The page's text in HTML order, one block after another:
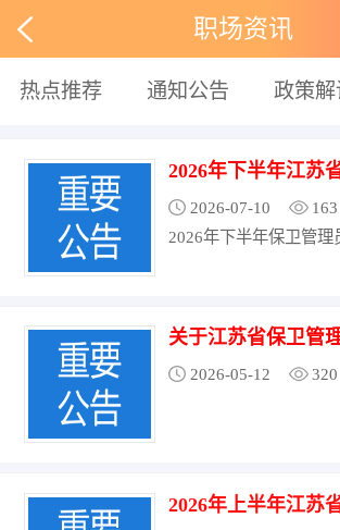
职场资讯
热点推荐 通知公告 政策解
2026-07-10
163
2026年下半年保卫管理
2026-05-12 320